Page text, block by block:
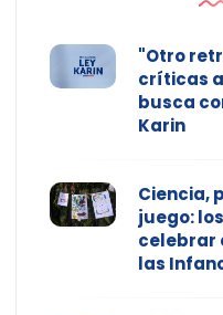
"Otro
críticas
busca
Karin
Ciencia,
juego:
celebrar
las